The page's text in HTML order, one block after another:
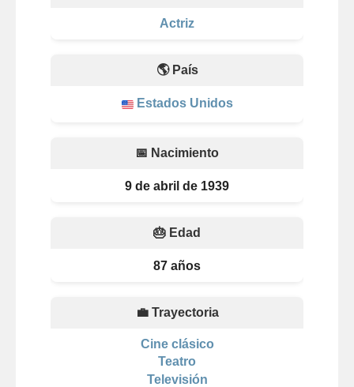
Actriz
🌎 País
Estados Unidos
📅 Nacimiento
9 de abril de 1939
🎂 Edad
87 años
💼 Trayectoria
Cine clásico
Teatro
Televisión